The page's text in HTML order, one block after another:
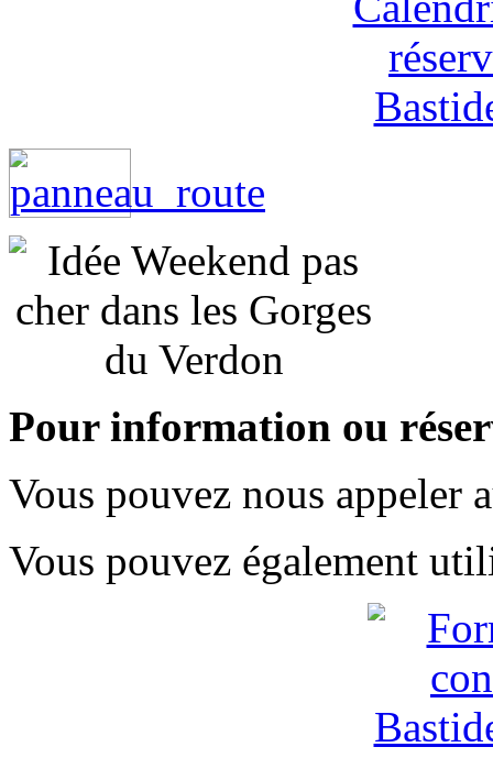
Pour information ou
Vous pouvez nous appeler
Vous pouvez également